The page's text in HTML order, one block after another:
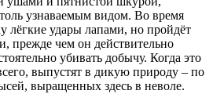
узнаваемым видом. Во время
лёгкие удары лапами, но пройдёт
прежде чем он действительно
убивать добычу. Когда это
выпустят в дикую природу – по
выращенных здесь в неволе.